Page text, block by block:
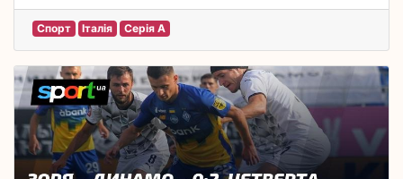
Спорт Італія Серія A